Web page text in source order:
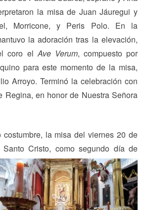
la misa de Juan Jáuregui y
Morricone, y Peris Polo. En la
la adoración tras la elevación,
coro el Ave Verum, compuesto por
para este momento de la misa,
Arroyo. Terminó la celebración con
Regina, en honor de Nuestra Señora
la misa del viernes 20 de
Santo Cristo, como segundo día de